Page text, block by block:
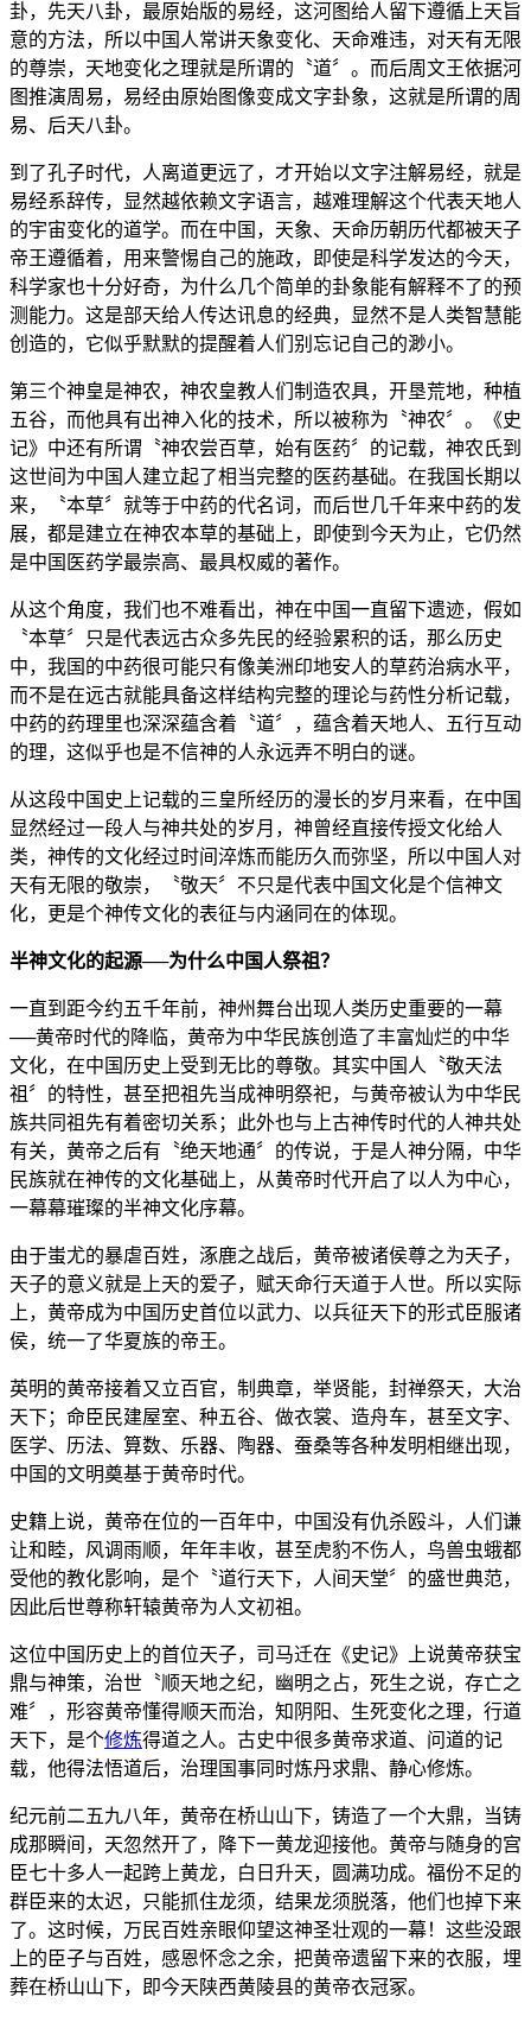
卦，先天八卦，最原始版的易经，这河图给人留下遵循上天旨
意的方法，所以中国人常讲天象变化、天命难违，对天有无限
的尊崇，天地变化之理就是所谓的〝道〞。而后周文王依据河
图推演周易，易经由原始图像变成文字卦象，这就是所谓的周
易、后天八卦。
到了孔子时代，人离道更远了，才开始以文字注解易经，就是
易经系辞传，显然越依赖文字语言，越难理解这个代表天地人
的宇宙变化的道学。而在中国，天象、天命历朝历代都被天子
帝王遵循着，用来警惕自己的施政，即使是科学发达的今天，
科学家也十分好奇，为什么几个简单的卦象能有解释不了的预
测能力。这是部天给人传达讯息的经典，显然不是人类智慧能
创造的，它似乎默默的提醒着人们别忘记自己的渺小。
第三个神皇是神农，神农皇教人们制造农具，开垦荒地，种植
五谷，而他具有出神入化的技术，所以被称为〝神农〞。《史
记》中还有所谓〝神农尝百草，始有医药〞的记载，神农氏到
这世间为中国人建立起了相当完整的医药基础。在我国长期以
来，〝本草〞就等于中药的代名词，而后世几千年来中药的发
展，都是建立在神农本草的基础上，即使到今天为止，它仍然
是中国医药学最崇高、最具权威的著作。
从这个角度，我们也不难看出，神在中国一直留下遗迹，假如
〝本草〞只是代表远古众多先民的经验累积的话，那么历史
中，我国的中药很可能只有像美洲印地安人的草药治病水平，
而不是在远古就能具备这样结构完整的理论与药性分析记载，
中药的药理里也深深蕴含着〝道〞，蕴含着天地人、五行互动
的理，这似乎也是不信神的人永远弄不明白的谜。
从这段中国史上记载的三皇所经历的漫长的岁月来看，在中国
显然经过一段人与神共处的岁月，神曾经直接传授文化给人
类，神传的文化经过时间淬炼而能历久而弥坚，所以中国人对
天有无限的敬崇，〝敬天〞不只是代表中国文化是个信神文
化，更是个神传文化的表征与内涵同在的体现。
半神文化的起源──为什么中国人祭祖？
一直到距今约五千年前，神州舞台出现人类历史重要的一幕
──黄帝时代的降临，黄帝为中华民族创造了丰富灿烂的中华
文化，在中国历史上受到无比的尊敬。其实中国人〝敬天法
祖〞的特性，甚至把祖先当成神明祭祀，与黄帝被认为中华民
族共同祖先有着密切关系；此外也与上古神传时代的人神共处
有关，黄帝之后有〝绝天地通〞的传说，于是人神分隔，中华
民族就在神传的文化基础上，从黄帝时代开启了以人为中心，
一幕幕璀璨的半神文化序幕。
由于蚩尤的暴虐百姓，涿鹿之战后，黄帝被诸侯尊之为天子，
天子的意义就是上天的爱子，赋天命行天道于人世。所以实际
上，黄帝成为中国历史首位以武力、以兵征天下的形式臣服诸
侯，统一了华夏族的帝王。
英明的黄帝接着又立百官，制典章，举贤能，封禅祭天，大治
天下；命臣民建屋室、种五谷、做衣裳、造舟车，甚至文字、
医学、历法、算数、乐器、陶器、蚕桑等各种发明相继出现，
中国的文明奠基于黄帝时代。
史籍上说，黄帝在位的一百年中，中国没有仇杀殴斗，人们谦
让和睦，风调雨顺，年年丰收，甚至虎豹不伤人，鸟兽虫蛾都
受他的教化影响，是个〝道行天下，人间天堂〞的盛世典范，
因此后世尊称轩辕黄帝为人文初祖。
这位中国历史上的首位天子，司马迁在《史记》上说黄帝获宝
鼎与神策，治世〝顺天地之纪，幽明之占，死生之说，存亡之
难〞，形容黄帝懂得顺天而治，知阴阳、生死变化之理，行道
天下，是个修炼得道之人。古史中很多黄帝求道、问道的记
载，他得法悟道后，治理国事同时炼丹求鼎、静心修炼。
纪元前二五九八年，黄帝在桥山山下，铸造了一个大鼎，当铸
成那瞬间，天忽然开了，降下一黄龙迎接他。黄帝与随身的宫
臣七十多人一起跨上黄龙，白日升天，圆满功成。福份不足的
群臣来的太迟，只能抓住龙须，结果龙须脱落，他们也掉下来
了。这时候，万民百姓亲眼仰望这神圣壮观的一幕！这些没跟
上的臣子与百姓，感恩怀念之余，把黄帝遗留下来的衣服，埋
葬在桥山山下，即今天陕西黄陵县的黄帝衣冠冢。